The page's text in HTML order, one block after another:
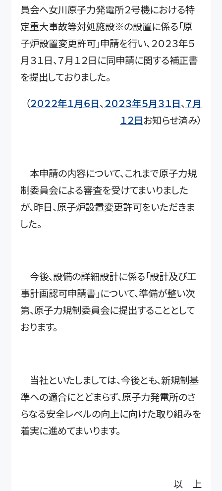
員会へ女川原子力発電所２号機における特
定重大事故等対処施設※の設置に係る「原
子炉設置変更許可」申請を行い、２０２３年５
月３１日、７月１２日に同申請に関する補正書
を提出しておりました。
（２０２２年１月６日、２０２３年５月３１日、７月
１２日お知らせ済み）
本申請の内容について、これまで原子力規
制委員会による審査を受けてまいりました
が、昨日、原子炉設置変更許可をいただきま
した。
今後、設備の詳細設計に係る「設計及び工
事計画認可申請書」について、準備が整い次
第、原子力規制委員会に提出することとして
おります。
当社といたしましては、今後とも、新規制基
準への適合にとどまらず、原子力発電所のさ
らなる安全レベルの向上に向けた取り組みを
着実に進めてまいります。
以 上